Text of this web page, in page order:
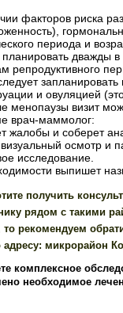
факторов риска
периода и
дважды в
и овуляцией
менопаузы визит
врач-маммолог:
жалобы и соберет
осмотр и
исследование.
выпишет
получить
рядом с такими
то рекомендуем
микрорайон
комплексное
необходимое